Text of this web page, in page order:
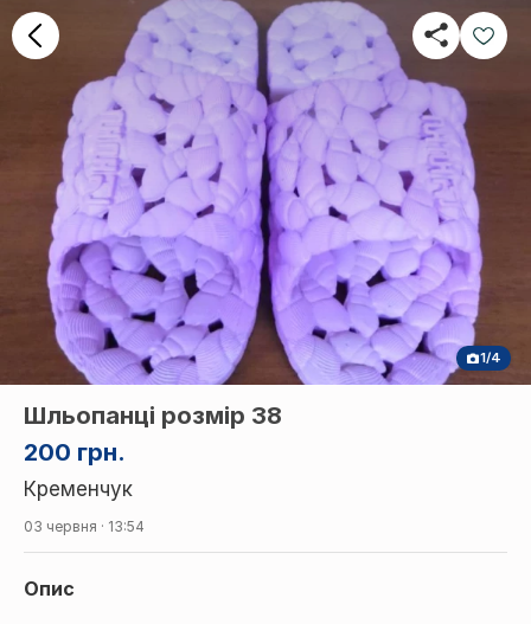
1/4
200 грн.
Шльопанці розмір 38
Кременчук
03 червня · 13:54
Опис